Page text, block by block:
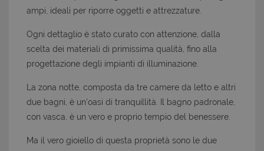
ampi, ideali per riporre oggetti e attrezzature.
Ogni dettaglio è stato curato con attenzione, dalla
scelta dei materiali di primissima qualità, fino alla
progettazione degli impianti di illuminazione.
La zona notte, composta da tre camere da letto e altri
due bagni, è un'oasi di tranquillità. Il bagno padronale,
con vasca, è un vero e proprio tempio del benessere.
Ma il vero gioiello di questa proprietà sono le due